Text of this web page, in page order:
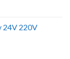
24V 220V